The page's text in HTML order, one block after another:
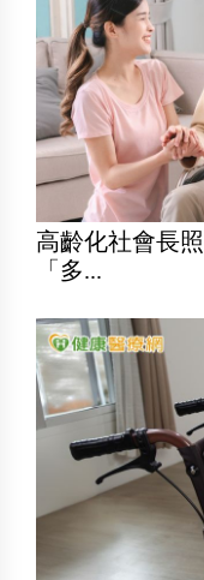
高齡化社會長
「多...